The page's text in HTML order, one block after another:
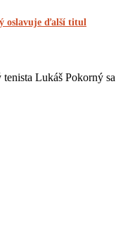
oslavuje ďalší titul
Lukáš Pokorný sa